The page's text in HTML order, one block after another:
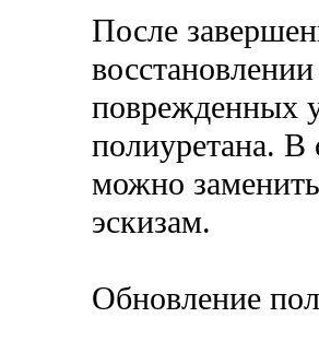
После
поврежденных
полиуретана.
можно
эскизам.
Обновление